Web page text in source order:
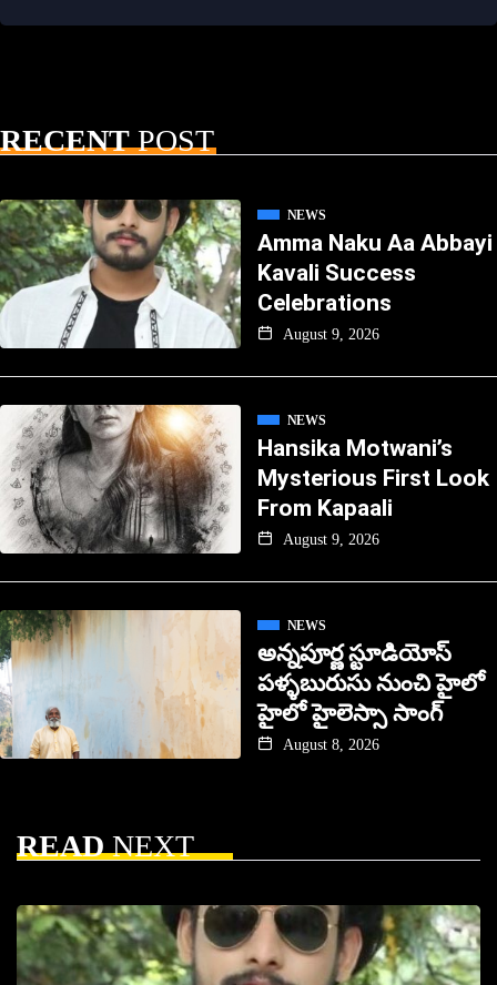
RECENTPOST
NEWS
Amma Naku Aa Abbayi
Kavali Success
Celebrations
August 9, 2026
NEWS
Hansika Motwani’s
Mysterious First Look
From Kapaali
August 9, 2026
NEWS
అన్నపూర్ణ స్టూడియోస్
పళ్ళబురుసు నుంచి హైలో
హైలో హైలెస్సా సాంగ్
August 8, 2026
READNEXT